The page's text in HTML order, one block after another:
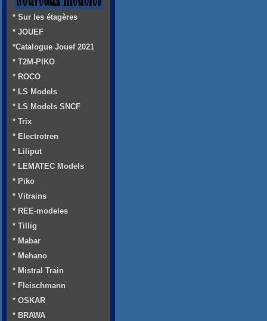
* Sur les étagères
* JOUEF
*Catalogue Jouef 2021
* T2M-PIKO
* ROCO
* LS Models
* LS Models SNCF
* Trix
* Electrotren
* Liliput
* LEMATEC Models
* Piko
* Vitrains
* REE-modeles
* Tillig
* Mabar
* Mehano
* Mistral Train
* Fleischmann
* OSKAR
* BRAWA